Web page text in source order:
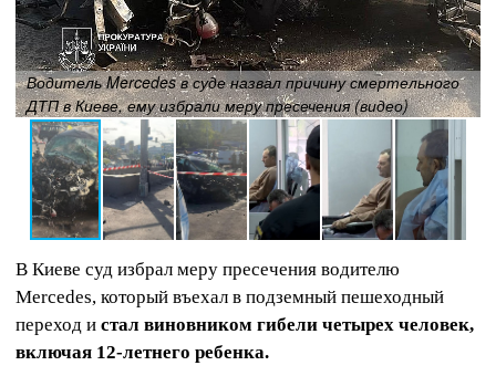
Водитель Mercedes в суде назвал причину смертельного
ДТП в Киеве, ему избрали меру пресечения (видео)
В Киеве суд избрал меру пресечения водителю
Mercedes, который въехал в подземный пешеходный
переход и стал виновником гибели четырех человек,
включая 12-летнего ребенка.